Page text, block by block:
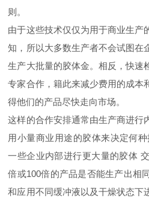
则。
由于这些技术仅仅为用于商业生产
知，所以大多数生产者不会试图在
生产大批量的胶体金。相反，快速
专家合作，籍此来减少费用的成本
得他们的产品尽快走向市场。
这样的合作安排通常由生产商进行
用小量商业用途的胶体来决定何
一些企业内部进行更大量的胶体
倍或100倍的产品是否能生产出相
和应用不同缓冲液以及干燥状态下